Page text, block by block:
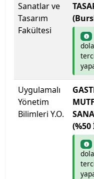
Kütahya Sağlık
Lefke Avrupa
Lokman Hekim
Malatya Turgut
Maltepe
Manisa Celâl
Mardin Artuklu
Sanatlar ve
Tasarım
Fakültesi
Uygulamalı
Yönetim
Bilimleri Y.O.